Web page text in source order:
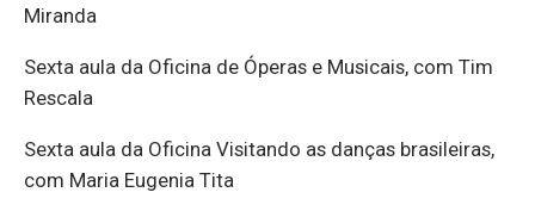
Miranda
Sexta aula da Oficina de Óperas e Musicais, com Tim
Rescala
Sexta aula da Oficina Visitando as danças brasileiras,
com Maria Eugenia Tita